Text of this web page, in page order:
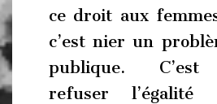
ce droit aux
c’est nier un
publique. C’est
refuser l’égalité